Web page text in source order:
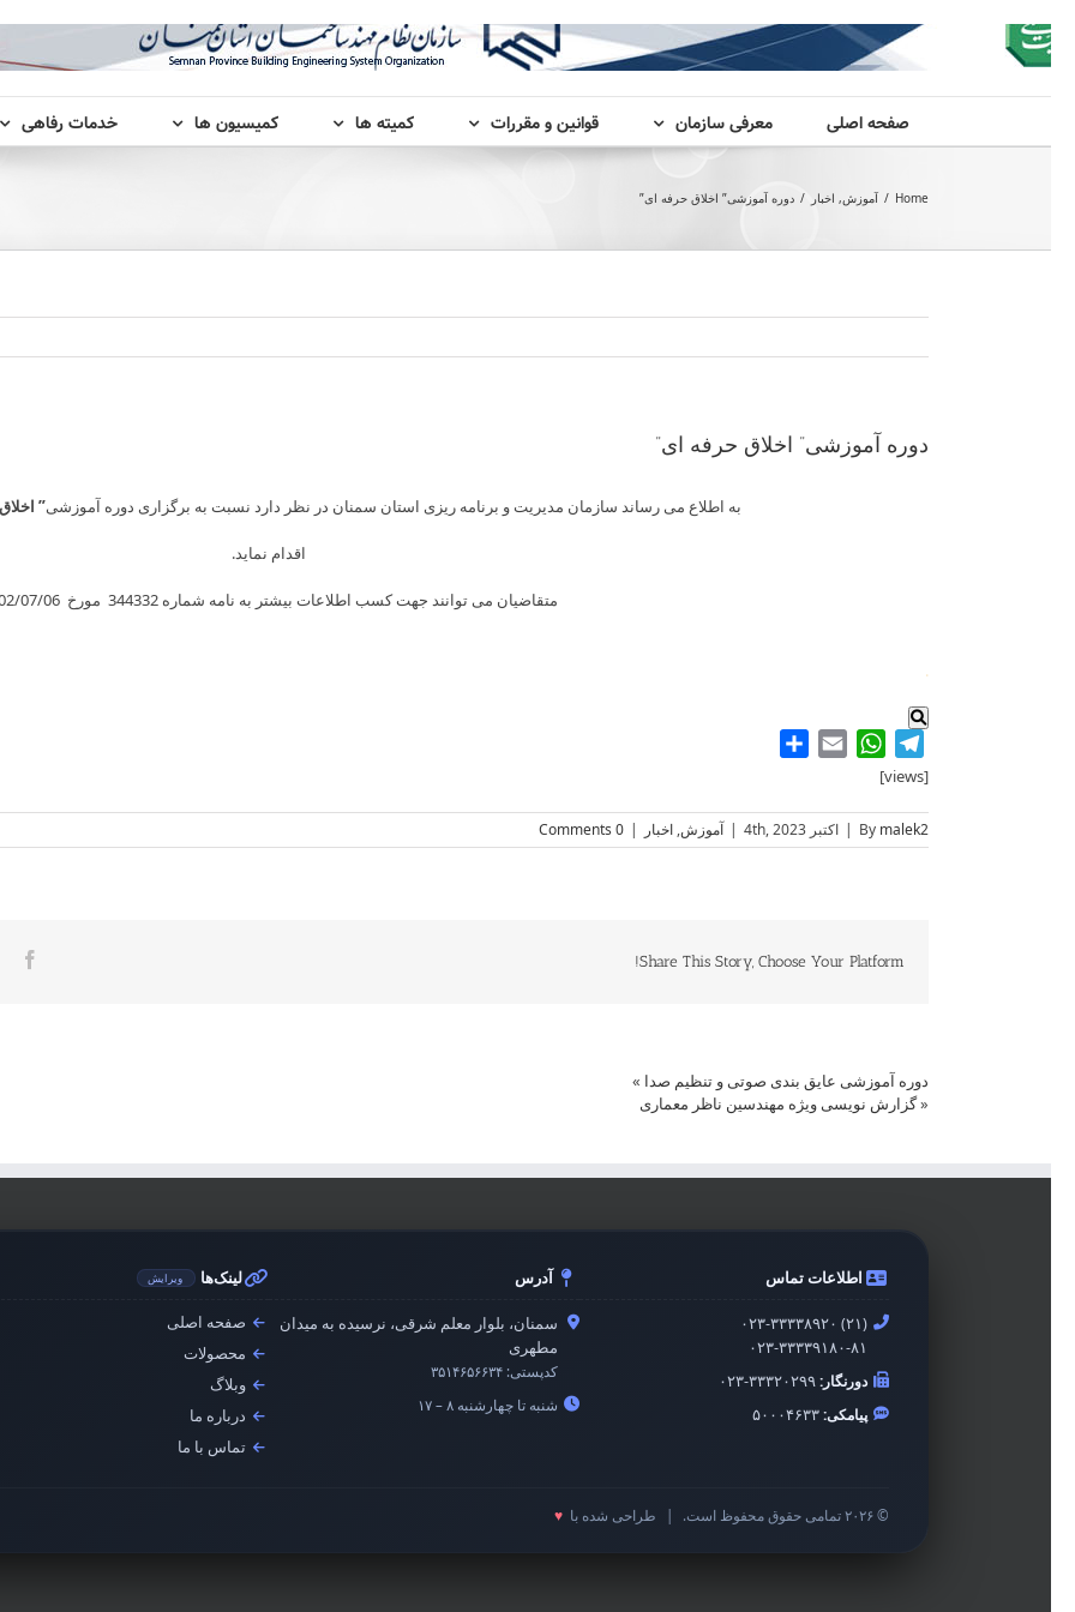
صفحه اصلی معرفی سازمان قوانین و مقررات کمیته ها کمیسیون ها خدمات رفاهی
Home
/ آموزش, اخبار / دوره آموزشی” اخلاق حرفه ای”
دوره آموزشی” اخلاق حرفه ای”
به اطلاع می­ رساند سازمان مدیریت و برنامه ریزی استان سمنان در نظر دارد نسبت به برگزاری دوره آموزشی”
اقدام نماید.
متقاضیان می توانند جهت کسب اطلاعات بیشتر به نامه شماره 344332 مورخ 1402/07/06
.
Telegram
WhatsApp
Email
[views]
By malek2
| اکتبر 4th, 2023 | آموزش, اخبار |
0 Comments
Share This Story, Choose Your Platform!
دوره آموزشی عایق بندی صوتی و تنظیم صدا »
«گزارش نویسی ویژه مهندسین ناظر معماری
اطلاعات تماس
۰۲۳-۳۳۳۳۸۹۲۰ (۲۱)
۰۲۳-۳۳۳۳۹۱۸۰-۸۱
دورنگار:۰۲۳-۳۳۳۲۰۲۹۹
پیامکی:۵۰۰۰۴۶۳۳
آدرس
سمنان، بلوار معلم شرقی، نرسیده به میدان
مطهری
کدپستی:۳۵۱۴۶۵۶۶۳۴
شنبه تا چهارشنبه ۸ – ۱۷
لینک‌ها ویرایش
صفحه اصلی
محصولات
وبلاگ
درباره ما
تماس با ما
© ۲۰۲۶ تمامی حقوق محفوظ است. طراحی شده با ♥